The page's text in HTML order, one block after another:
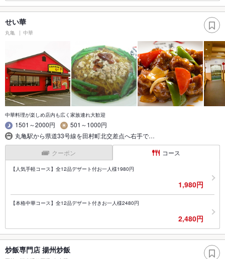
せい華
丸亀 中華
中華料理が楽しめ店内も広く家族連れ大歓迎
1501～2000円
501～1000円
丸亀駅から県道33号線を田村町北交差点へ右手で…
クーポン コース
【人気手軽コース】全12品デザート付お一人様1980円
1,980円
【本格中華コース】全12品デザート付きお一人様2480円
2,480円
炒飯専門店 揚州炒飯